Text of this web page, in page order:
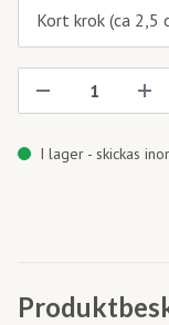
I lager - skickas